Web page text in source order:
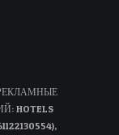
HOTELS